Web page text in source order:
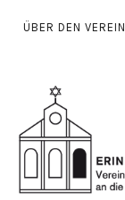
ÜBER DEN VEREIN